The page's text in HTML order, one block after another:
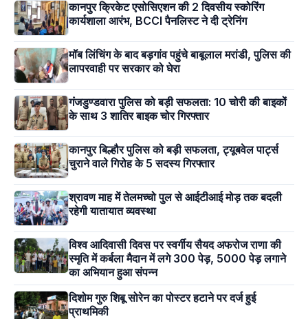
कानपुर क्रिकेट एसोसिएशन की 2 दिवसीय स्कोरिंग
कार्यशाला आरंभ, BCCI पैनलिस्ट ने दी ट्रेनिंग
मॉब लिंचिंग के बाद बड़गांव पहुंचे बाबूलाल मरांडी, पुलिस की
लापरवाही पर सरकार को घेरा
गंजडुण्डवारा पुलिस को बड़ी सफलता: 10 चोरी की बाइकों
के साथ 3 शातिर बाइक चोर गिरफ्तार
कानपुर बिल्हौर पुलिस को बड़ी सफलता, ट्यूबवेल पार्ट्स
चुराने वाले गिरोह के 5 सदस्य गिरफ्तार
श्रावण माह में तेलमच्चो पुल से आईटीआई मोड़ तक बदली
रहेगी यातायात व्यवस्था
विश्व आदिवासी दिवस पर स्वर्गीय सैयद अफरोज राणा की
स्मृति में कर्बला मैदान में लगे 300 पेड़, 5000 पेड़ लगाने
का अभियान हुआ संपन्न
दिशोम गुरु शिबू सोरेन का पोस्टर हटाने पर दर्ज हुई
प्राथमिकी